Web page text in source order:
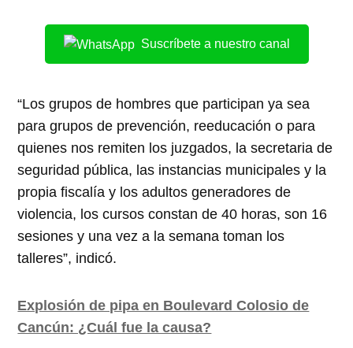
Suscríbete a nuestro canal
“Los grupos de hombres que participan ya sea
para grupos de prevención, reeducación o para
quienes nos remiten los juzgados, la secretaria de
seguridad pública, las instancias municipales y la
propia fiscalía y los adultos generadores de
violencia, los cursos constan de 40 horas, son 16
sesiones y una vez a la semana toman los
talleres”, indicó.
Explosión de pipa en Boulevard Colosio de
Cancún: ¿Cuál fue la causa?